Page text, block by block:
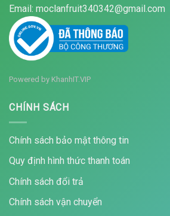
Email: moclanfruit340342@gmail.com
Powered by KhanhIT.VIP
CHÍNH SÁCH
Chính sách bảo mật thông tin
Quy định hình thức thanh toán
Chính sách đổi trả
Chính sách vận chuyển